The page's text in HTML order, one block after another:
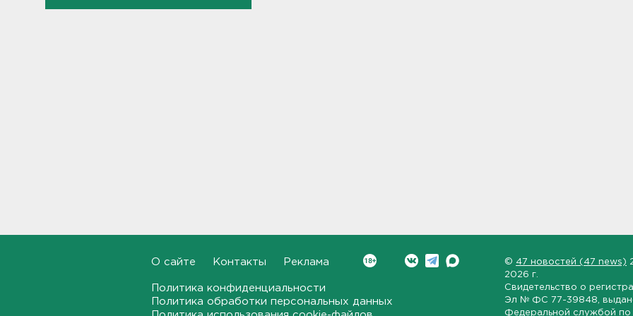
10:50
мотором
Две женщины застряли на
Зеленецких Мхах под
О сайте Контакты Реклама
Политика конфиденциальности
Политика обработки персональных данных
© 47 новостей (47 news)
2026 г.
Свидетельство о
Эл № ФС 77-39848 ,
Федеральной службой по